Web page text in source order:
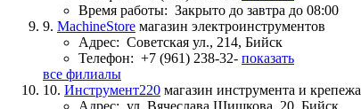
Время работы: Закрыто до завтра до 08:00
9. MachineStore магазин электроинструментов
Адрес: Советская ул., 214, Бийск
Телефон: +7 (961) 238-32- показать
все филиалы
10. Инструмент220 магазин инструмента и крепежа
Адрес: ул. Вячеслава Шишкова, 20, Бийск